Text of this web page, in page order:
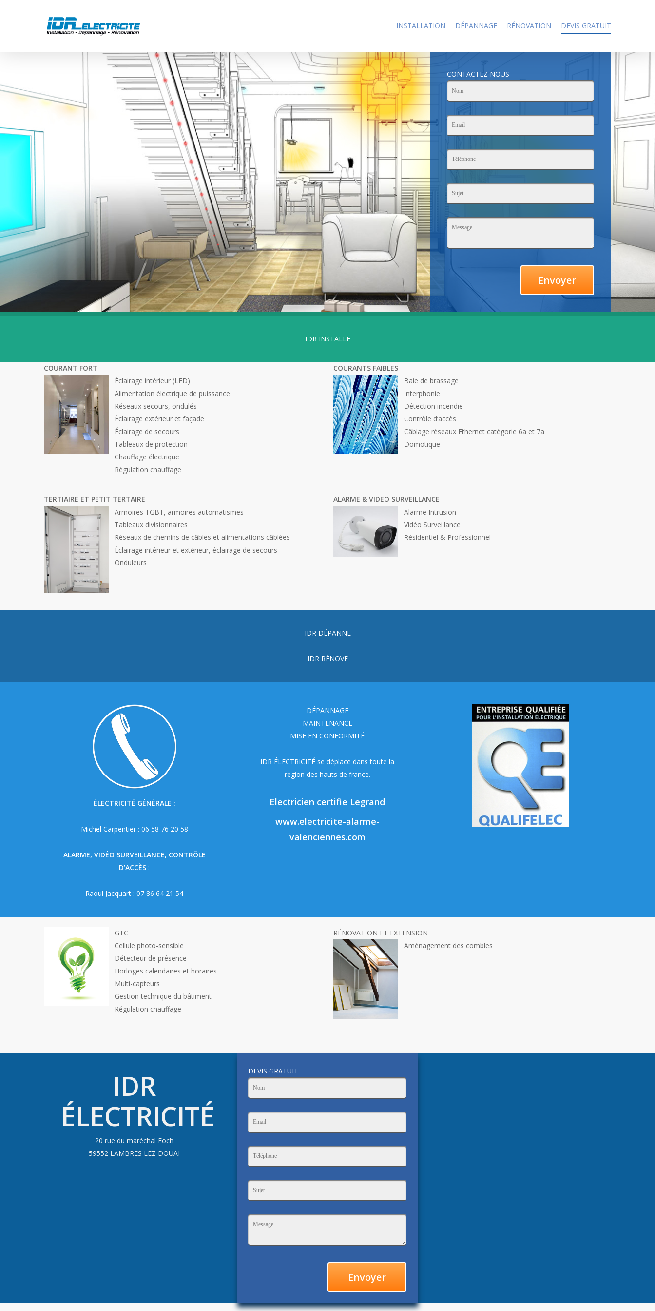
INSTALLATION DÉPANNAGE RÉNOVATION DEVIS GRATUIT
CONTACTEZ NOUS
IDR INSTALLE
COURANT FORT
Éclairage intérieur (LED)
Alimentation électrique de puissance
Réseaux secours, ondulés
Éclairage extérieur et façade
Éclairage de secours
Tableaux de protection
Chauffage électrique
Régulation chauffage
COURANTS FAIBLES
Baie de brassage
Interphonie
Détection incendie
Contrôle d’accès
Câblage réseaux Ethernet catégorie 6a et 7a
Domotique
TERTIAIRE ET PETIT TERTAIRE
Armoires TGBT, armoires automatismes
Tableaux divisionnaires
Réseaux de chemins de câbles et alimentations câblées
Éclairage intérieur et extérieur, éclairage de secours
Onduleurs
ALARME & VIDEO SURVEILLANCE
Alarme Intrusion
Vidéo Surveillance
Résidentiel & Professionnel
IDR DÉPANNE
IDR RÉNOVE
ÉLECTRICITÉ GÉNÉRALE :
Michel Carpentier : 06 58 76 20 58
ALARME, VIDÉO SURVEILLANCE, CONTRÔLE
D’ACCÈS :
Raoul Jacquart : 07 86 64 21 54
DÉPANNAGE
MAINTENANCE
MISE EN CONFORMITÉ
IDR ÉLECTRICITÉ se déplace dans toute la
région des hauts de france.
Electricien certifie Legrand
www.electricite-alarme-
valenciennes.com
GTC
Cellule photo-sensible
Détecteur de présence
Horloges calendaires et horaires
Multi-capteurs
Gestion technique du bâtiment
Régulation chauffage
RÉNOVATION ET EXTENSION
Aménagement des combles
IDR
ÉLECTRICITÉ
20 rue du maréchal Foch
59552 LAMBRES LEZ DOUAI
DEVIS GRATUIT